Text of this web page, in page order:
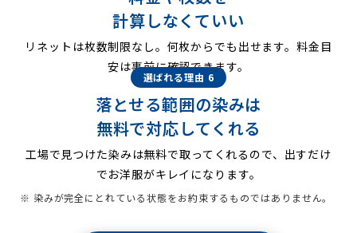
計算しなくていい
リネットは枚数制限なし。何枚からでも出せます。料金目
安は事前に確認できます。
選ばれる理由 6
落とせる範囲の染みは
無料で対応してくれる
工場で見つけた染みは無料で取ってくれるので、出すだけ
でお洋服がキレイになります。
※ 染みが完全にとれている状態をお約束するものではありません。